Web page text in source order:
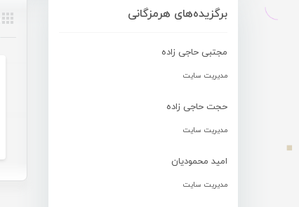
برگزیده‌های هرمزگانی
مجتبی حاجی زاده
مدیریت سایت
حجت حاجی زاده
مدیریت سایت
امید محمودیان
مدیریت سایت